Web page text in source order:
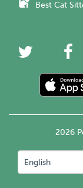
Best Cat
2026
English